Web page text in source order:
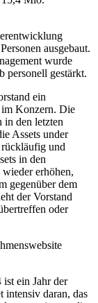
ausgebaut.
wurde
personell gestärkt.
ein
im Konzern. Die
in den letzten
Assets under
und
in den
erhöhen,
gegenüber dem
der Vorstand
oder
ein Jahr der
intensiv daran, das